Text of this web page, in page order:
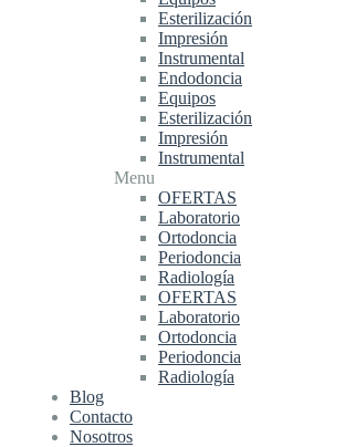
Esterilización
Impresión
Instrumental
Endodoncia
Equipos
Esterilización
Impresión
Instrumental
Menu
OFERTAS
Laboratorio
Ortodoncia
Periodoncia
Radiología
OFERTAS
Laboratorio
Ortodoncia
Periodoncia
Radiología
Blog
Contacto
Nosotros